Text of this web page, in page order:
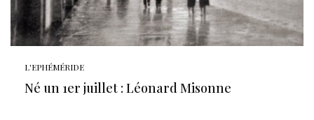
L'EPHÉMÉRIDE
Né un 1er juillet : Léonard Misonne